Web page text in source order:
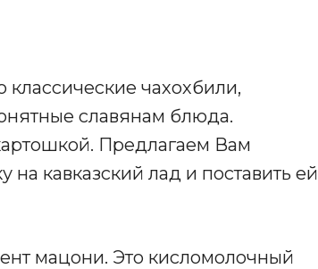
классические чахохбили,
славянам блюда.
Предлагаем Вам
на кавказский лад и поставить ей
мацони. Это кисломолочный